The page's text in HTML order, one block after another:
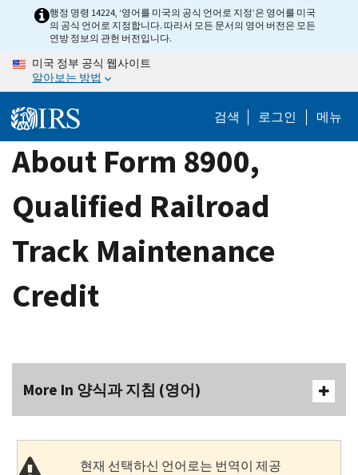
content
행정 명령 14224, ‘영어를 미국의 공식 언어로 지정’은 영어를 미국
의 공식 언어로 지정합니다. 따라서 모든 문서의 영어 버전은 모든
연방 정보의 관헌 버전입니다.
미국 정부 공식 웹사이트
알아보는 방법
검색 로그인 메뉴
About Form 8900,
Qualified Railroad
Track Maintenance
Credit
More In 양식과 지침 (영어)
현재 선택하신 언어로는 번역이 제공